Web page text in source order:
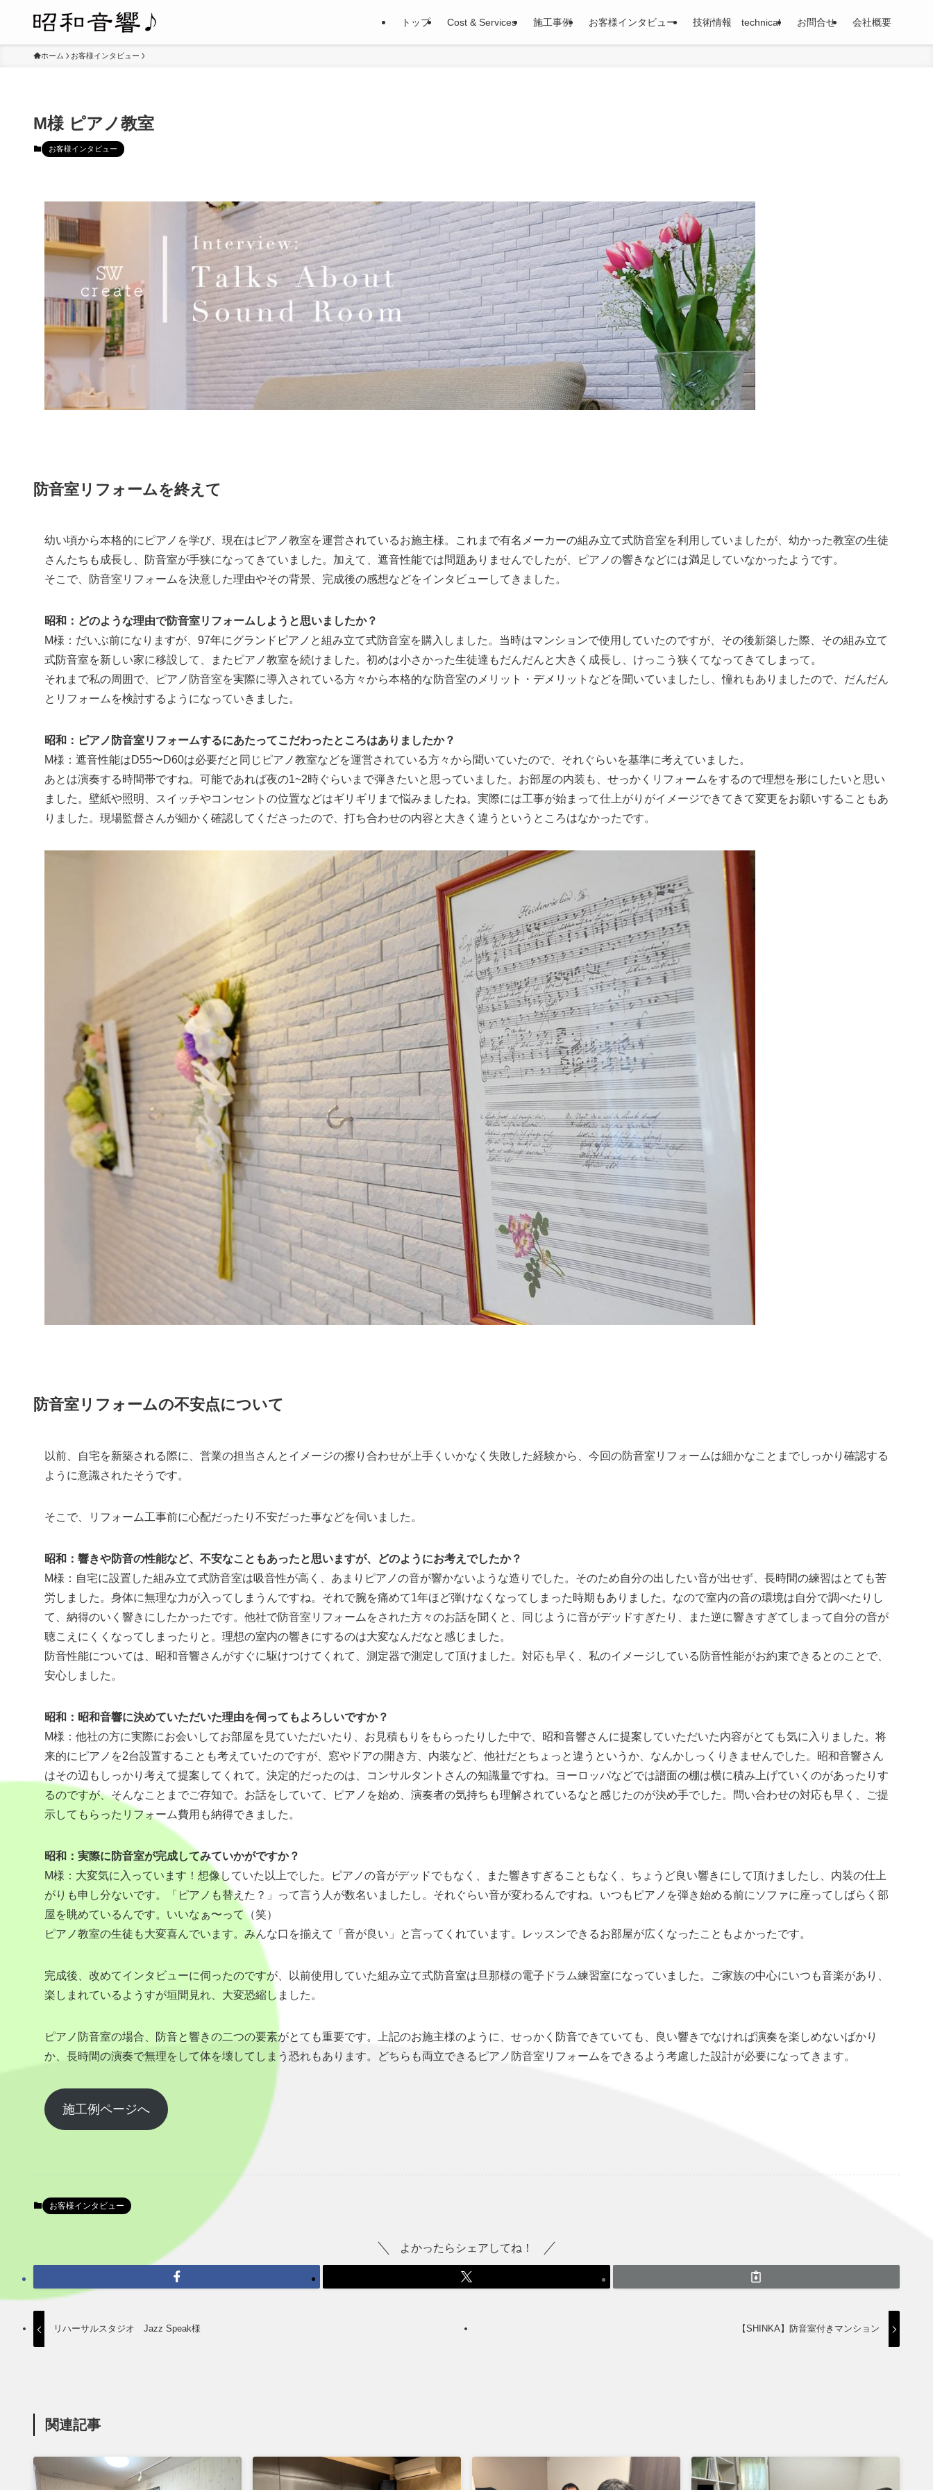
トップ Cost & Services 施工事例 お客様インタビュー 技術情報 technical お問合せ 会社概要
ホーム お客様インタビュー
M様 ピアノ教室
お客様インタビュー
防音室リフォームを終えて
幼い頃から本格的にピアノを学び、現在はピアノ教室を運営されているお施主様。これまで有名メーカーの組み立て式防音室を利用していましたが、幼かった教室の生徒
さんたちも成長し、防音室が手狭になってきていました。加えて、遮音性能では問題ありませんでしたが、ピアノの響きなどには満足していなかったようです。
そこで、防音室リフォームを決意した理由やその背景、完成後の感想などをインタビューしてきました。
昭和：どのような理由で防音室リフォームしようと思いましたか？
M様：だいぶ前になりますが、97年にグランドピアノと組み立て式防音室を購入しました。当時はマンションで使用していたのですが、その後新築した際、その組み立て
式防音室を新しい家に移設して、またピアノ教室を続けました。初めは小さかった生徒達もだんだんと大きく成長し、けっこう狭くてなってきてしまって。
それまで私の周囲で、ピアノ防音室を実際に導入されている方々から本格的な防音室のメリット・デメリットなどを聞いていましたし、憧れもありましたので、だんだん
とリフォームを検討するようになっていきました。
昭和：ピアノ防音室リフォームするにあたってこだわったところはありましたか？
M様：遮音性能はD55〜D60は必要だと同じピアノ教室などを運営されている方々から聞いていたので、それぐらいを基準に考えていました。
あとは演奏する時間帯ですね。可能であれば夜の1~2時ぐらいまで弾きたいと思っていました。お部屋の内装も、せっかくリフォームをするので理想を形にしたいと思い
ました。壁紙や照明、スイッチやコンセントの位置などはギリギリまで悩みましたね。実際には工事が始まって仕上がりがイメージできてきて変更をお願いすることもあ
りました。現場監督さんが細かく確認してくださったので、打ち合わせの内容と大きく違うというところはなかったです。
防音室リフォームの不安点について
以前、自宅を新築される際に、営業の担当さんとイメージの擦り合わせが上手くいかなく失敗した経験から、今回の防音室リフォームは細かなことまでしっかり確認する
ように意識されたそうです。
そこで、リフォーム工事前に心配だったり不安だった事などを伺いました。
昭和：響きや防音の性能など、不安なこともあったと思いますが、どのようにお考えでしたか？
M様：自宅に設置した組み立て式防音室は吸音性が高く、あまりピアノの音が響かないような造りでした。そのため自分の出したい音が出せず、長時間の練習はとても苦
労しました。身体に無理な力が入ってしまうんですね。それで腕を痛めて1年ほど弾けなくなってしまった時期もありました。なので室内の音の環境は自分で調べたりし
て、納得のいく響きにしたかったです。他社で防音室リフォームをされた方々のお話を聞くと、同じように音がデッドすぎたり、また逆に響きすぎてしまって自分の音が
聴こえにくくなってしまったりと。理想の室内の響きにするのは大変なんだなと感じました。
防音性能については、昭和音響さんがすぐに駆けつけてくれて、測定器で測定して頂けました。対応も早く、私のイメージしている防音性能がお約束できるとのことで、
安心しました。
昭和：昭和音響に決めていただいた理由を伺ってもよろしいですか？
M様：他社の方に実際にお会いしてお部屋を見ていただいたり、お見積もりをもらったりした中で、昭和音響さんに提案していただいた内容がとても気に入りました。将
来的にピアノを2台設置することも考えていたのですが、窓やドアの開き方、内装など、他社だとちょっと違うというか、なんかしっくりきませんでした。昭和音響さん
はその辺もしっかり考えて提案してくれて。決定的だったのは、コンサルタントさんの知識量ですね。ヨーロッパなどでは譜面の棚は横に積み上げていくのがあったりす
るのですが、そんなことまでご存知で。お話をしていて、ピアノを始め、演奏者の気持ちも理解されているなと感じたのが決め手でした。問い合わせの対応も早く、ご提
示してもらったリフォーム費用も納得できました。
昭和：実際に防音室が完成してみていかがですか？
M様：大変気に入っています！想像していた以上でした。ピアノの音がデッドでもなく、また響きすぎることもなく、ちょうど良い響きにして頂けましたし、内装の仕上
がりも申し分ないです。「ピアノも替えた？」って言う人が数名いましたし。それぐらい音が変わるんですね。いつもピアノを弾き始める前にソファに座ってしばらく部
屋を眺めているんです。いいなぁ〜って（笑）
ピアノ教室の生徒も大変喜んでいます。みんな口を揃えて「音が良い」と言ってくれています。レッスンできるお部屋が広くなったこともよかったです。
完成後、改めてインタビューに伺ったのですが、以前使用していた組み立て式防音室は旦那様の電子ドラム練習室になっていました。ご家族の中心にいつも音楽があり、
楽しまれているようすが垣間見れ、大変恐縮しました。
ピアノ防音室の場合、防音と響きの二つの要素がとても重要です。上記のお施主様のように、せっかく防音できていても、良い響きでなければ演奏を楽しめないばかり
か、長時間の演奏で無理をして体を壊してしまう恐れもあります。どちらも両立できるピアノ防音室リフォームをできるよう考慮した設計が必要になってきます。
施工例ページへ
お客様インタビュー
よかったらシェアしてね！
リハーサルスタジオ Jazz Speak様 【SHINKA】防音室付きマンション
関連記事